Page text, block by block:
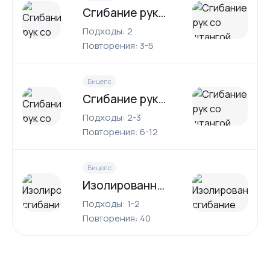
Сгибание рук со штангой
Подходы: 2
Повторения: 3-5
Бицепс
Сгибание рук со штангой лежа на животе на наклонной скамье
Подходы: 2-3
Повторения: 6-12
Бицепс
Изолированное сгибание рук со штангой
Подходы: 1-2
Повторения: 40